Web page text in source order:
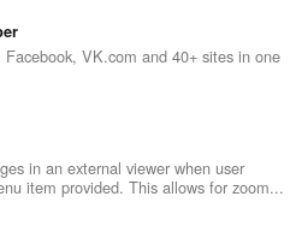
Facebook, VK.com and 40+ sites in one
in an external viewer when user
item provided. This allows for zoom...